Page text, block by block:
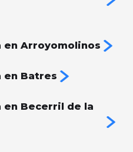
en Arroyomolinos
en Batres
en Becerril de la